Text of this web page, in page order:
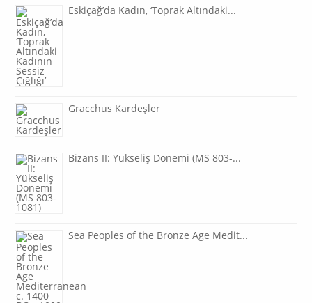
Eskiçağ’da Kadın, ‘Toprak Altındaki...
Gracchus Kardeşler
Bizans II: Yükseliş Dönemi (MS 803-...
Sea Peoples of the Bronze Age Medit...